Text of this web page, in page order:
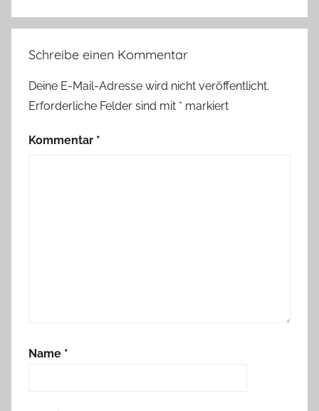
Schreibe einen Kommentar
Deine E-Mail-Adresse wird nicht veröffentlicht.
Erforderliche Felder sind mit * markiert
Kommentar *
Name *